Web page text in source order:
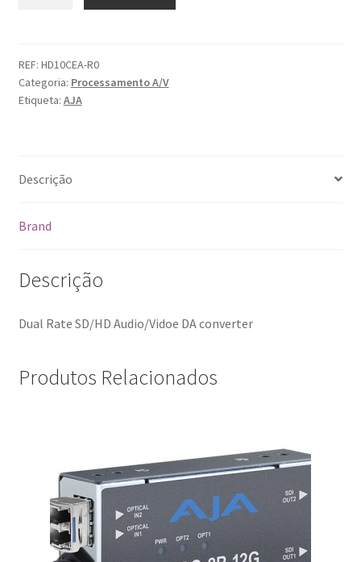
REF: HD10CEA-R0
Categoria: Processamento A/V
Etiqueta: AJA
Descrição
Brand
Descrição
Dual Rate SD/HD Audio/Vidoe DA converter
Produtos Relacionados